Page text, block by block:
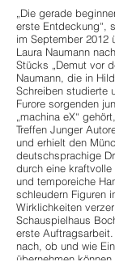
„Die gerade
erste Entdeckung“,
im September 2012
Laura Naumann
Stücks „Demut vor
Naumann, die in
Schreiben studierte
Furore sorgenden
„machina eX“
Treffen Junger
und erhielt den
deutschsprachige
durch eine
und temporeiche
schleudern Figuren
Wirklichkeiten
Schauspielhaus
erste
nach, ob und wie
übernehmen